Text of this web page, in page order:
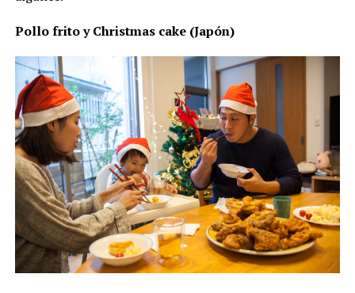
Pollo frito y Christmas cake (Japón)